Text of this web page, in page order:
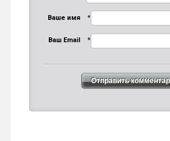
Ваше имя *
Ваш Email *